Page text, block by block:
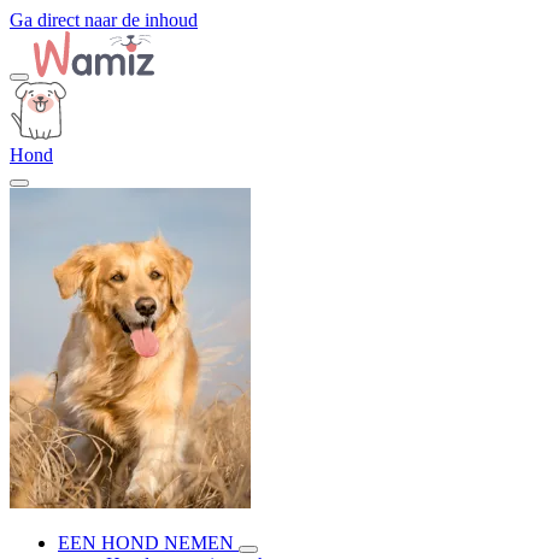
Ga direct naar de inhoud
Hond
EEN HOND NEMEN